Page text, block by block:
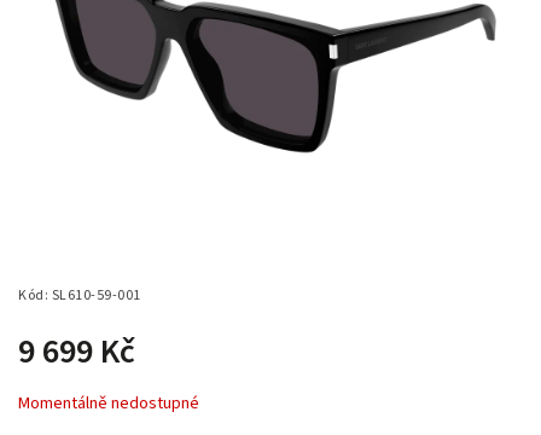
Kód: SL610-59-001
9 699 Kč
Momentálně nedostupné